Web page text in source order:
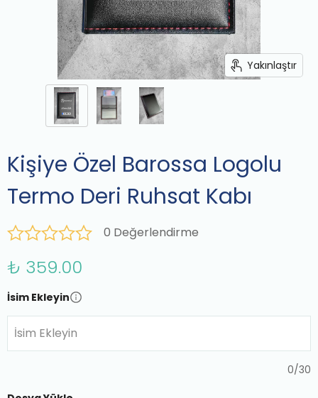
Yakınlaştır
Kişiye Özel Barossa Logolu
Termo Deri Ruhsat Kabı
0 Değerlendirme
₺ 359.00
İsim Ekleyin
İsim Ekleyin
0/30